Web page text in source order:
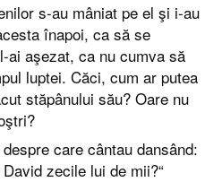
s-au mâniat pe el şi i-au
înapoi, ca să se
aşezat, ca nu cumva să
luptei. Căci, cum ar putea
stăpânului său? Oare nu
care cântau dansând:
zecile lui de mii?“